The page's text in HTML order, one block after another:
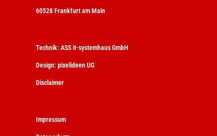
60528 Frankfurt am Main
Technik: ASS it-systemhaus GmbH
Design: pixelideen UG
Disclaimer
Impressum